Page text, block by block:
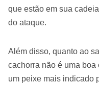
que estão em sua
do ataque.
Além disso, quanto ao
cachorra não é uma
um peixe mais indicado